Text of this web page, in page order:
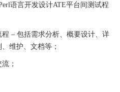
语言开发设计ATE平台间测试程
– 包括需求分析、概要设计、详
维护、文档等；
；